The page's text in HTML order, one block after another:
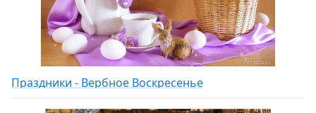
Праздники - Вербное Воскресенье